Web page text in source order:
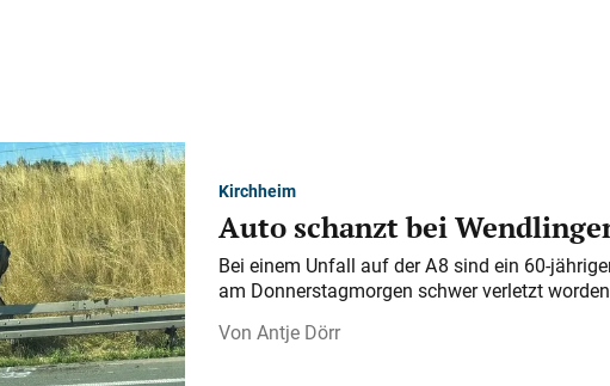
Kirchheim
Auto schanzt bei
Bei einem Unfall auf der A 8 sind ein 60-
am Donnerstagmorgen schwer verletzt
Antje Dörr